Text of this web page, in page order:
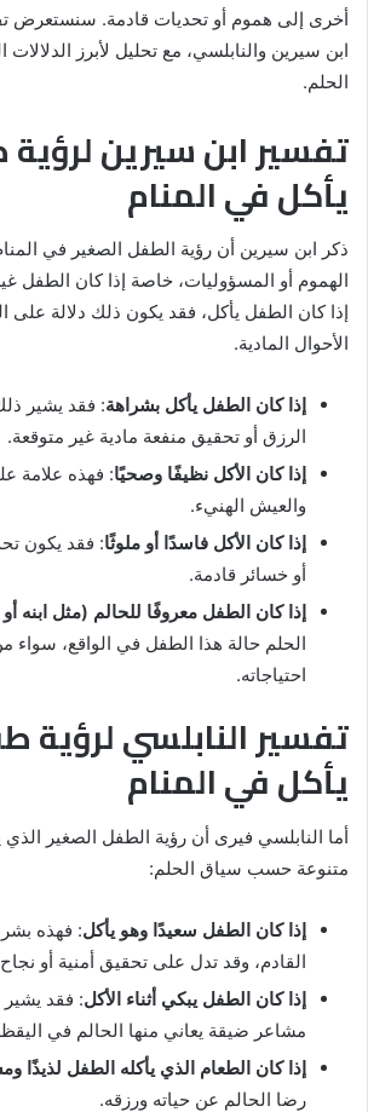
أخرى إلى هموم أو تحديات قادمة. سنستعرض
ابن سيرين والنابلسي، مع تحليل لأبرز
الحلم.
تفسير ابن سيرين
يأكل في المنام
ذكر ابن سيرين أن رؤية الطفل الصغير في
الهموم أو المسؤوليات، خاصة إذا كان الطفل
إذا كان الطفل يأكل، فقد يكون ذلك دلالة على
الأحوال المادية.
إذا كان الطفل يأكل بشراهة: فقد يشير
الرزق أو تحقيق منفعة مادية غير متوقعة.
إذا كان الأكل نظيفًا وصحيًا: فهذه علامة
والعيش الهنيء.
إذا كان الأكل فاسدًا أو ملوثًا: فقد يكون
أو خسائر قادمة.
إذا كان الطفل معروفًا للحالم (مثل ابنه أو
الحلم حالة هذا الطفل في الواقع، سواء
احتياجاته.
تفسير النابلسي لرؤية
يأكل في المنام
أما النابلسي فيرى أن رؤية الطفل الصغير
متنوعة حسب سياق الحلم:
إذا كان الطفل سعيدًا وهو يأكل: فهذه
القادم، وقد تدل على تحقيق أمنية أو
إذا كان الطفل يبكي أثناء الأكل: فقد
مشاعر ضيقة يعاني منها الحالم في
إذا كان الطعام الذي يأكله الطفل لذيذًا
رضا الحالم عن حياته ورزقه.